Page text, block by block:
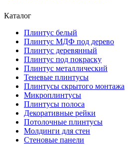
Каталог
Плинтус белый
Плинтус МДФ под дерево
Плинтус деревянный
Плинтус под покраску
Плинтус металлический
Теневые плинтусы
Плинтусы скрытого монтажа
Микроплинтусы
Плинтусы полоса
Декоративные рейки
Потолочные плинтусы
Молдинги для стен
Стеновые панели